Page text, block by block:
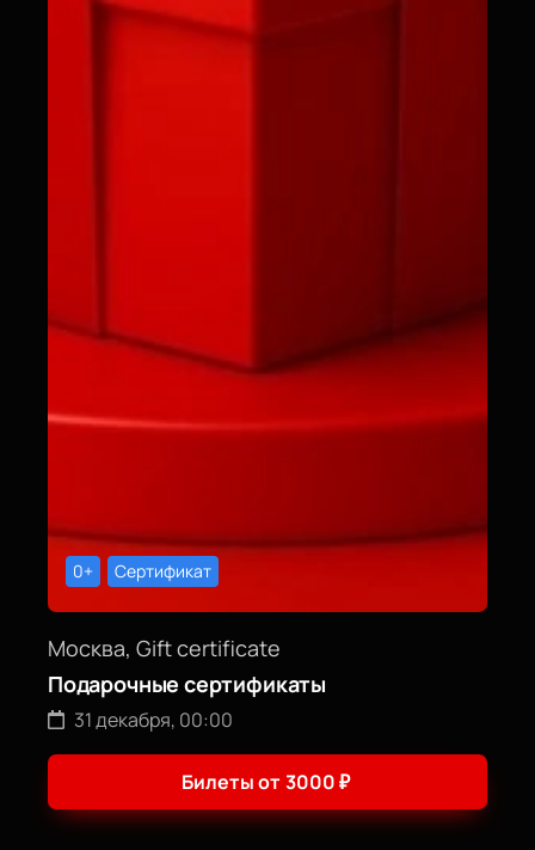
0+ Сертификат
Москва, Gift certificate
Подарочные сертификаты
31 декабря, 00:00
Билеты от 3000₽